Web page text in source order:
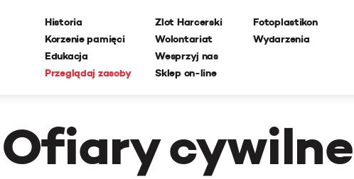
Historia
Korzenie pamięci
Edukacja
Przeglądaj zasoby
Zlot Harcerski
Wolontariat
Wesprzyj nas
Sklep on-line
Fotoplastikon
Wydarzenia
Ofiary cywilne